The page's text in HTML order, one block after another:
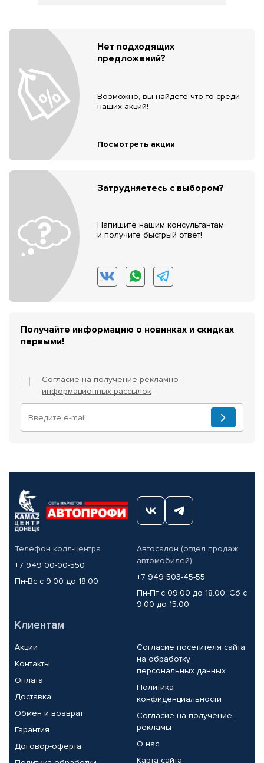
Нет подходящих
предложений?
Возможно, вы найдёте что-то среди
наших акций!
Посмотреть акции
Затрудняетесь с выбором?
Напишите нашим консультантам
и получите быстрый ответ!
Получайте информацию о новинках и скидках
первыми!
Согласие на получение рекламно-
информационных рассылок
Телефон колл-центра
+7 949 00-00-550
Пн-Вс с 9.00 до 18.00
Автосалон (отдел продаж
автомобилей)
+7 949 503-45-55
Пн-Пт с 09.00 до 18.00, Сб с
9.00 до 15.00
Клиентам
Акции
Контакты
Оплата
Доставка
Обмен и возврат
Гарантия
Договор-оферта
Согласие посетителя сайта
на обработку
персональных данных
Политика
конфиденциальности
Согласие на получение
рекламы
О нас
Карта сайта